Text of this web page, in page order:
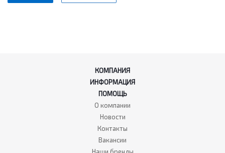
КОМПАНИЯ
ИНФОРМАЦИЯ
ПОМОЩЬ
О компании
Новости
Контакты
Вакансии